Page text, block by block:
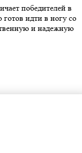
победителей в
идти в ногу со
и надежную